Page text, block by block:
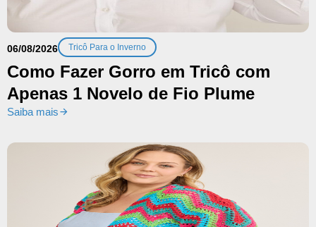
06/08/2026 Tricô Para o Inverno
Como Fazer Gorro em Tricô com
Apenas 1 Novelo de Fio Plume
Saiba mais